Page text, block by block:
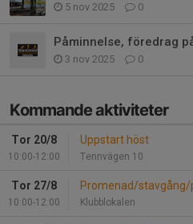
5 nov 2025 0
Påminnelse, föredrag
3 nov 2025 0
Kommande aktiviteter
Tor 20/8
10:00-12:00
Uppstart höst
Tennvägen 10
Tor 27/8
10:00-12:00
Promenad/
Klubblokalen